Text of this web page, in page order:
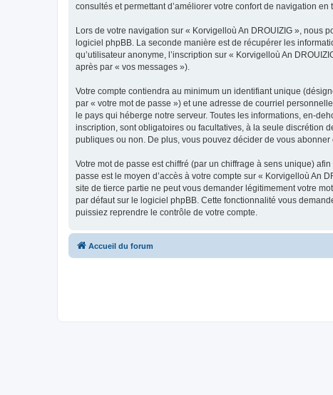
consultés et permettant d’améliorer votre confort de navigation en
Lors de votre navigation sur « Korvigelloù An DROUIZIG », nous
logiciel phpBB. La seconde manière est de récupérer les
qu’utilisateur anonyme, l’inscription sur « Korvigelloù An
après par « vos messages »).
Votre compte contiendra au minimum un identifiant unique
par « votre mot de passe ») et une adresse de courriel
le pays qui héberge notre serveur. Toutes les informations, en-
inscription, sont obligatoires ou facultatives, à la seule discrétion
publiques ou non. De plus, vous pouvez décider de vous
Votre mot de passe est chiffré (par un chiffrage à sens unique)
passe est le moyen d’accès à votre compte sur « Korvigelloù An
site de tierce partie ne peut vous demander légitimement votre
par défaut sur le logiciel phpBB. Cette fonctionnalité vous
puissiez reprendre le contrôle de votre compte.
Accueil du forum